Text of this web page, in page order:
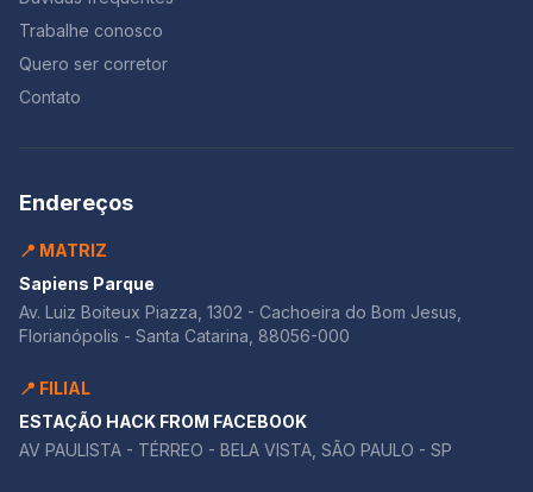
Trabalhe conosco
Quero ser corretor
Contato
Endereços
📍 MATRIZ
Sapiens Parque
Av. Luiz Boiteux Piazza, 1302 - Cachoeira do Bom Jesus,
Florianópolis - Santa Catarina, 88056-000
📍 FILIAL
ESTAÇÃO HACK FROM FACEBOOK
AV PAULISTA - TÉRREO - BELA VISTA, SÃO PAULO - SP